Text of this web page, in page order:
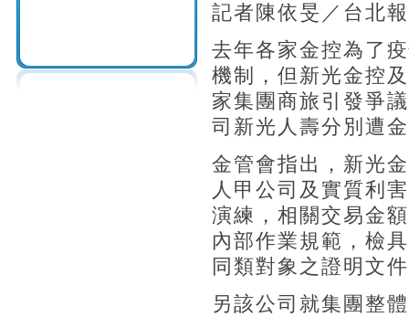
記者陳依旻／台北
去年各家金控為了
機制，但新光金控
家集團商旅引發爭
司新光人壽分別遭
金管會指出，新光
人甲公司及實質利
演練，相關交易金
內部作業規範，檢
同類對象之證明文
另該公司就集團整